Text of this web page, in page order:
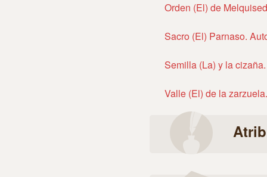
Orden (El) de
Sacro (El) Parnaso.
Semilla (La) y la
Valle (El) de la